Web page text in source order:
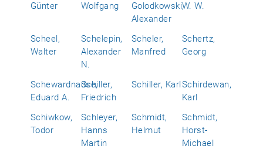
Günter
Wolfgang
Golodkowski,
Alexander
W. W.
Scheel,
Walter
Schelepin,
Alexander
N.
Scheler,
Manfred
Schertz,
Georg
Schewardnadse,
Eduard A.
Schiller,
Friedrich
Schiller, KarlSchirdewan,
Karl
Schiwkow,
Todor
Schleyer,
Hanns
Martin
Schmidt,
Helmut
Schmidt,
Horst-
Michael